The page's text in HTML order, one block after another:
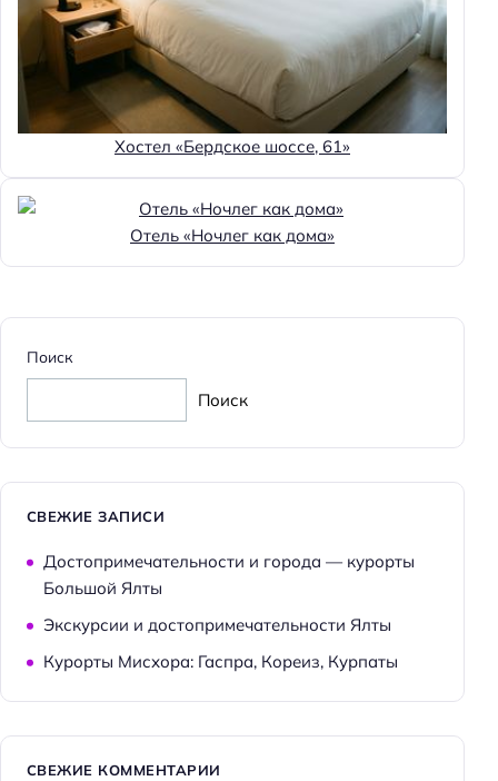
Главное
Бассейн
Парковка
Кондиционер в номере
Оплата картой
Хостел «Бердское шоссе, 61»
Отель «Ночлег как дома»
Поиск
Поиск
СВЕЖИЕ ЗАПИСИ
Достопримечательности и города — курорты
Большой Ялты
Экскурсии и достопримечательности Ялты
Курорты Мисхора: Гаспра, Кореиз, Курпаты
СВЕЖИЕ КОММЕНТАРИИ